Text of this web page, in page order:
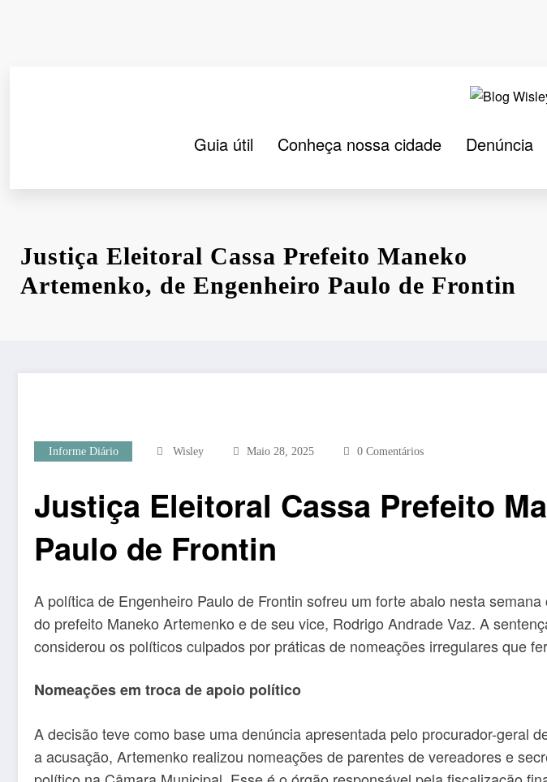
Guia útil Conheça nossa cidade Denúncia
Justiça Eleitoral Cassa Prefeito Maneko
Artemenko, de Engenheiro Paulo de Frontin
Informe Diário Wisley Maio 28, 2025 0 Comentários
Justiça Eleitoral Cassa Prefeito
Paulo de Frontin
A política de Engenheiro Paulo de Frontin sofreu um forte abalo nesta
do prefeito Maneko Artemenko e de seu vice, Rodrigo Andrade Vaz. A
considerou os políticos culpados por práticas de nomeações irregulares que
Nomeações em troca de apoio político
A decisão teve como base uma denúncia apresentada pelo procurador-geral
a acusação, Artemenko realizou nomeações de parentes de vereadores e